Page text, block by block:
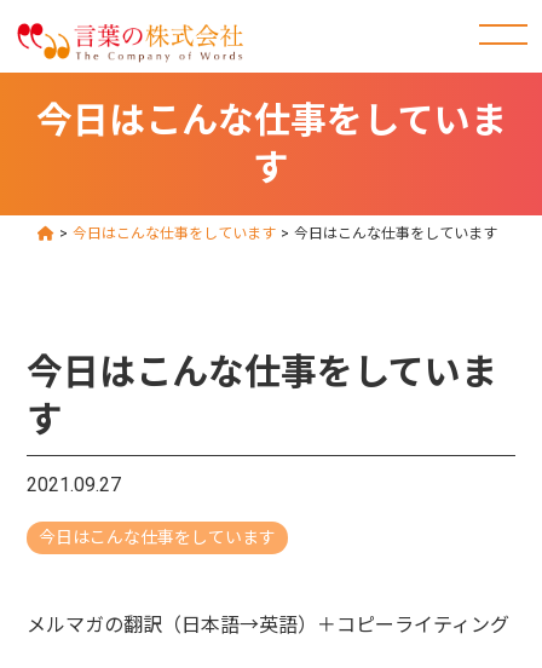
今日はこんな仕事をしていま
す
> 今日はこんな仕事をしています > 今日はこんな仕事をしています
今日はこんな仕事をしていま
す
2021.09.27
今日はこんな仕事をしています
メルマガの翻訳（日本語→英語）＋コピーライティング